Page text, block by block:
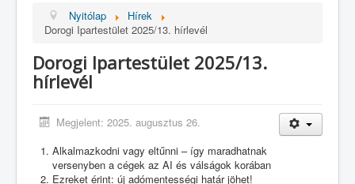
Támogatás
Hírek
Hírlevelek
Galéria
Országos Fémipari Ipartestület
Nyitólap
Hírek
Dorogi Ipartestület 2025/13. hírlevél
Dorogi Ipartestület 2025/13.
hírlevél
Megjelent: 2025. augusztus 26.
Alkalmazkodni vagy eltűnni – így maradhatnak
versenyben a cégek az AI és válságok korában
Ezreket érint: új adómentességi határ jöhet!